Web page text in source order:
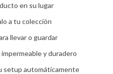
en su lugar
a tu colección
llevar o guardar
y duradero
setup automáticamente